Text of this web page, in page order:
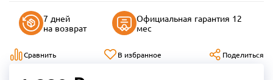
7 дней
на возврат
Официальная гарантия 12
мес
Сравнить В избранное Поделиться